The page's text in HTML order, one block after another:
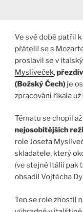
Ve své době patřil
přátelil se s
proslavil se v
Mysliveček,
(Božský Čech) je
zpracování říkala
Tématu se chopil
nejosobitějších
role Josefa
skladatele, který
(ve stejné Itálii pak
obsadil Vojtěcha
Ten se role zhostil